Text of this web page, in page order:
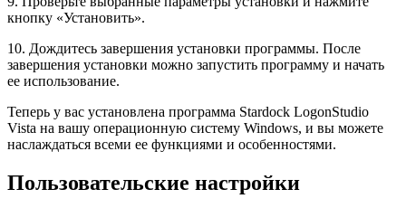
кнопку «Установить».
10. Дождитесь завершения установки программы. После
завершения установки можно запустить программу и начать
ее использование.
Теперь у вас установлена программа Stardock LogonStudio
Vista на вашу операционную систему Windows, и вы можете
наслаждаться всеми ее функциями и особенностями.
Пользовательские настройки